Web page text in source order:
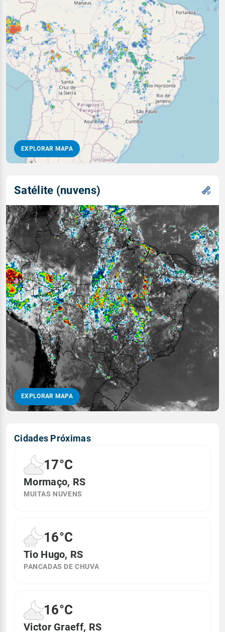
EXPLORAR MAPA
Satélite (nuvens)
EXPLORAR MAPA
Cidades Próximas
17°C
Mormaço, RS
MUITAS NUVENS
16°C
Tio Hugo, RS
PANCADAS DE CHUVA
16°C
Victor Graeff, RS